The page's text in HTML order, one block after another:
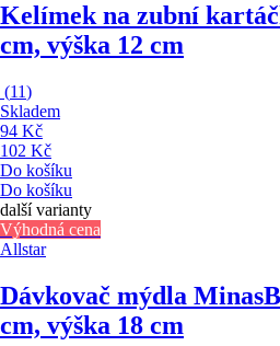
Kelímek na zubní
cm, výška 12 cm
(11)
Skladem
94 Kč
102 Kč
Do košíku
Do košíku
další varianty
Výhodná cena
Allstar
Dávkovač mýdla Minas
cm, výška 18 cm